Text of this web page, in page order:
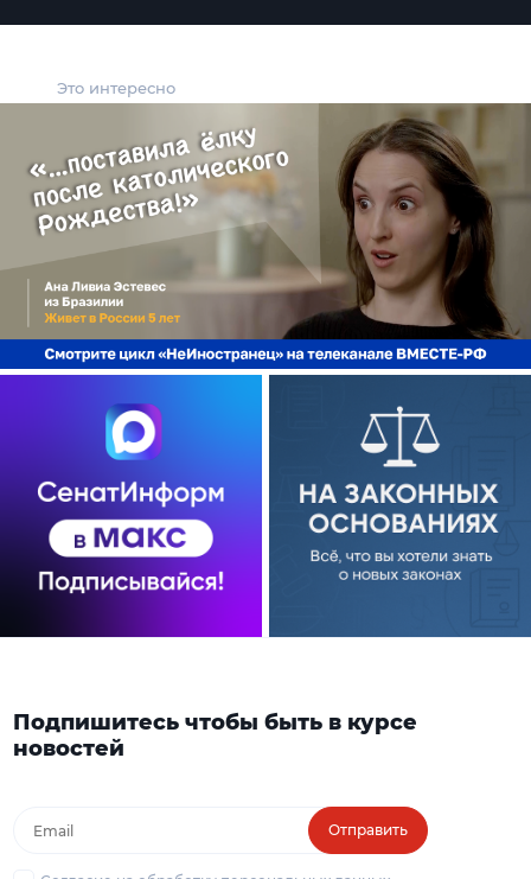
Это интересно
Подпишитесь чтобы быть в курсе
новостей
Отправить